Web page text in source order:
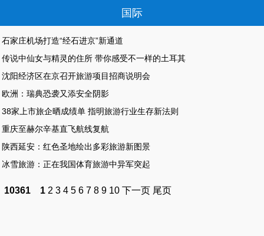
国际
石家庄机场打造“经石进京”新通道
传说中仙女与精灵的住所 带你感受不一样的土耳其
沈阳经济区在京召开旅游项目招商说明会
欧洲：瑞典恐袭又添安全阴影
38家上市旅企晒成绩单 指明旅游行业生存新法则
重庆至赫尔辛基直飞航线复航
陕西延安：红色圣地绘出多彩旅游新图景
冰雪旅游：正在我国体育旅游中异军突起
10361 1 2 3 4 5 6 7 8 9 10 下一页 尾页